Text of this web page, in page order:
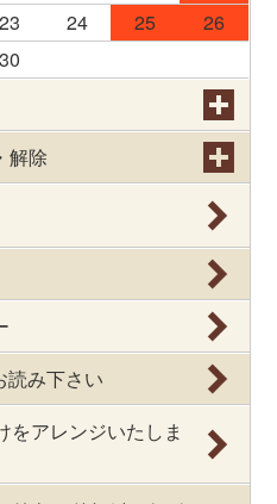
23 24 25
26
30
解除
読み下さい
をアレンジいたしま